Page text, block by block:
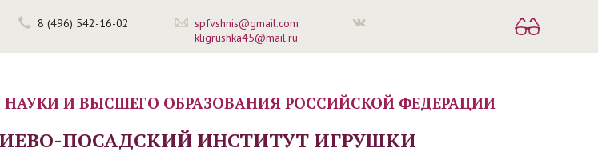
8 (496) 542-16-02
spfvshnis@gmail.com
kligrushka45@mail.ru
И ВЫСШЕГО ОБРАЗОВАНИЯ РОССИЙСКОЙ ФЕДЕРАЦИИ
ПОСАДСКИЙ ИНСТИТУТ ИГРУШКИ